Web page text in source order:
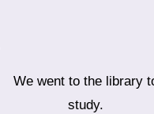
We went to the library to
study.